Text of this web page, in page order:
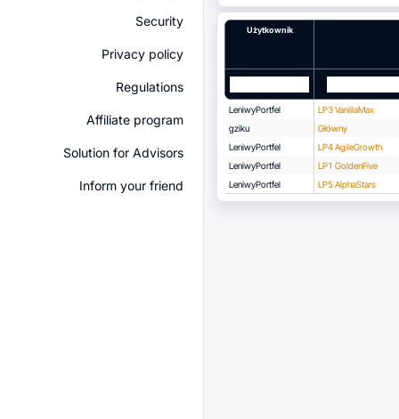
Security
Privacy policy
Regulations
Affiliate program
Solution for Advisors
Inform your friend
Użytkownik
LeniwyPortfel
LP3 VanillaMax
gziku
Główny
LeniwyPortfel
LP4 AgileGrowth
LeniwyPortfel
LP1 GoldenFive
LeniwyPortfel
LP5 AlphaStars